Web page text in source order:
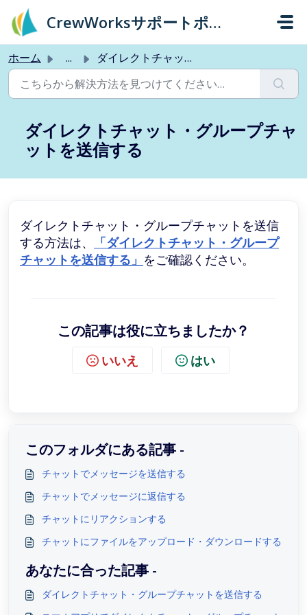
メインコンテンツに移動
CrewWorksサポートポータル
ホーム ... ダイレクトチャット・グループチャットを送信する
ダイレクトチャット・グループチャ
ットを送信する
ダイレクトチャット・グループチャットを送信
する方法は、
「ダイレクトチャット・グループ
チャットを送信する」 をご確認ください。
この記事は役に立ちましたか？
いいえ はい
このフォルダにある記事 -
チャットでメッセージを送信する
チャットでメッセージに返信する
チャットにリアクションする
チャットにファイルをアップロード・ダウンロードする
あなたに合った記事 -
ダイレクトチャット・グループチャットを送信する